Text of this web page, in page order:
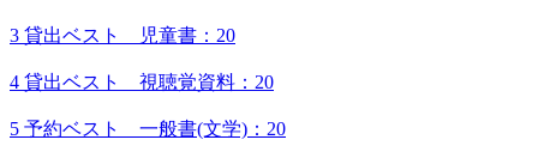
3 貸出ベスト 児童書：20
4 貸出ベスト 視聴覚資料：20
5 予約ベスト 一般書(文学)：20